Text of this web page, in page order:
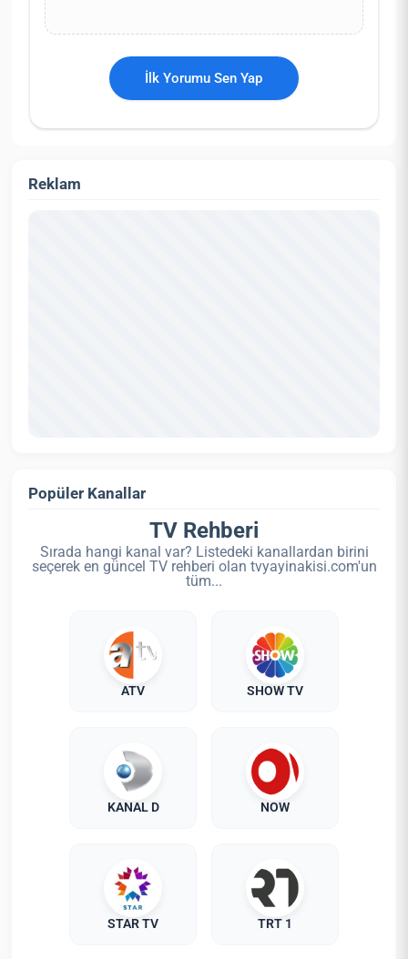
İlk Yorumu Sen Yap
Reklam
Popüler Kanallar
TV Rehberi
Sırada hangi kanal var? Listedeki kanallardan birini
seçerek en güncel TV rehberi olan tvyayinakisi.com'un
tüm...
ATV SHOW TV
KANAL D NOW
STAR TV TRT 1